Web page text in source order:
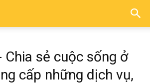
Chia sẻ cuộc sống ở
cấp những dịch vụ,